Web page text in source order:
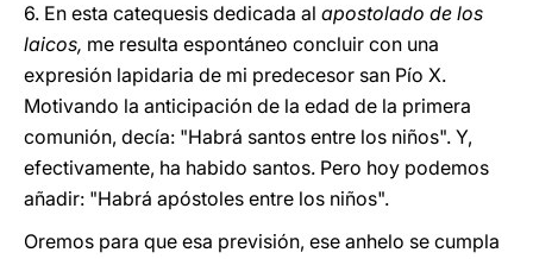
6. En esta catequesis dedicada al apostolado de los
laicos, me resulta espontáneo concluir con una
expresión lapidaria de mi predecesor san Pío X.
Motivando la anticipación de la edad de la primera
comunión, decía: "Habrá santos entre los niños". Y,
efectivamente, ha habido santos. Pero hoy podemos
añadir: "Habrá apóstoles entre los niños".
Oremos para que esa previsión, ese anhelo se cumpla